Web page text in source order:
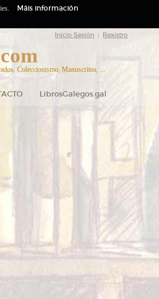
Inicio Sesión Rexistro
Coleccionismo, Manuscritos, ...
LibrosGalegos.gal
Máis información